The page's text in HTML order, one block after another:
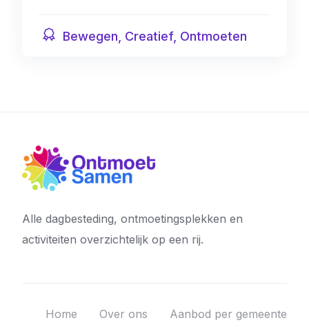
Bewegen, Creatief, Ontmoeten
Alle dagbesteding, ontmoetingsplekken en
activiteiten overzichtelijk op een rij.
Home Over ons Aanbod per gemeente